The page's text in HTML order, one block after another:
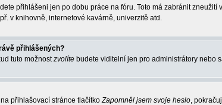
přihlášeni jen po dobu práce na fóru. Toto má zabránit
v knihovně, internetové kavárně, univerzitě atd.
přihlášených?
tuto možnostzvolíte budete viditelní jen pro administrátory nebo
přihlašovací stránce tlačítkoZapomněl jsem svoje heslo,